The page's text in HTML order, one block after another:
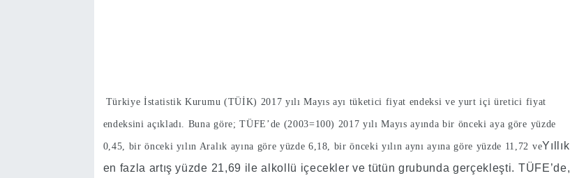
Türkiye İstatistik Kurumu (TÜİK) 2017 yılı Mayıs ayı tüketici fiyat endeksi ve yurt içi üretici fiyat
endeksini açıkladı. Buna göre; TÜFE’de (2003=100) 2017 yılı Mayıs ayında bir önceki aya göre yüzde
0,45, bir önceki yılın Aralık ayına göre yüzde 6,18, bir önceki yılın aynı ayına göre yüzde 11,72 veYıllık
en fazla artış yüzde 21,69 ile alkollü içecekler ve tütün grubunda gerçekleşti. TÜFE’de,